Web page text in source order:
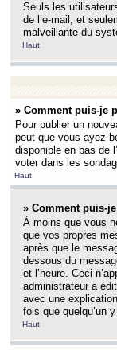
Seuls les
de l’e-mail, et
malveillante du
Haut
» Comment puis-je
Pour publier un
peut que vous ayez
disponible en bas de
voter dans les
Haut
» Comment puis-
À moins que vous
que vos propres
après que le
dessous du
et l’heure. Ceci
administrateur a
avec une
fois que quelqu’un
Haut